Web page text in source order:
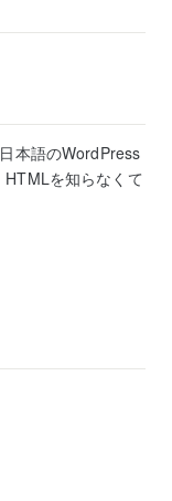
本語のWordPress
を知らなくて